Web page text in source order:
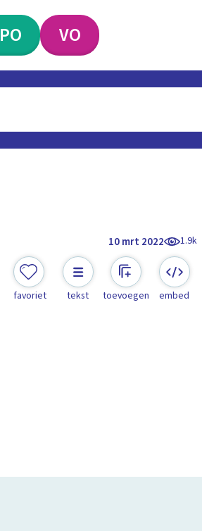
PO VO
10 mrt 2022 1.9k
favoriet tekst toevoegen embed